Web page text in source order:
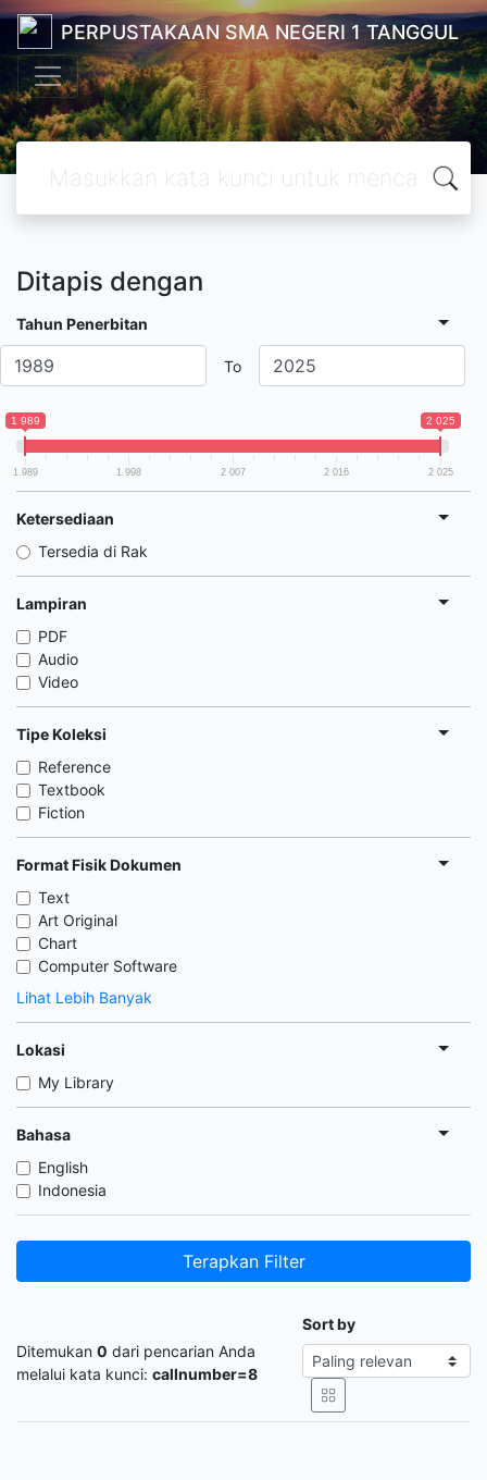
PERPUSTAKAAN SMA NEGERI 1 TANGGUL
Ditapis dengan
Tahun Penerbitan
To
1 989 2 025
1 989 1 998 2 007 2 016 2 025
Ketersediaan
Tersedia di Rak
Lampiran
PDF
Audio
Video
Tipe Koleksi
Reference
Textbook
Fiction
Format Fisik Dokumen
Text
Art Original
Chart
Computer Software
Lihat Lebih Banyak
Lokasi
My Library
Bahasa
English
Indonesia
Terapkan Filter
Ditemukan 0 dari pencarian Anda
melalui kata kunci: callnumber=8
Sort by